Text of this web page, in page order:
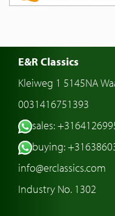
E&R Classics
Kleiweg 1 5145NA
0031416751393
sales:
buying:
info@erclassics.com
Industry No. 1302